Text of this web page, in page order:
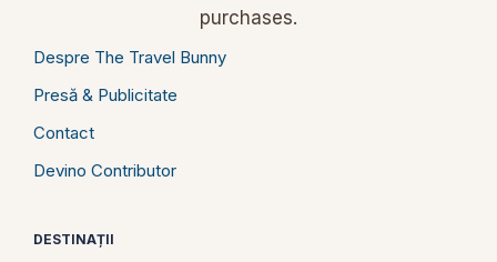
purchases.
Despre The Travel Bunny
Presă & Publicitate
Contact
Devino Contributor
DESTINAȚII